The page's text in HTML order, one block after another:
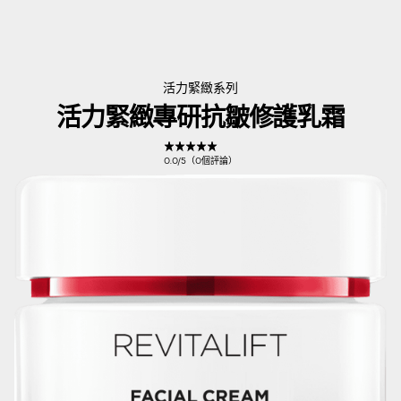
活力緊緻系列
活力緊緻專研抗皺修護乳霜
0.0/5（0個評論）